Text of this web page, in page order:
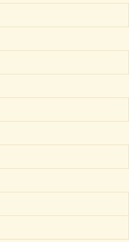
出展しました
業を始めました
ト」ゲスト講師